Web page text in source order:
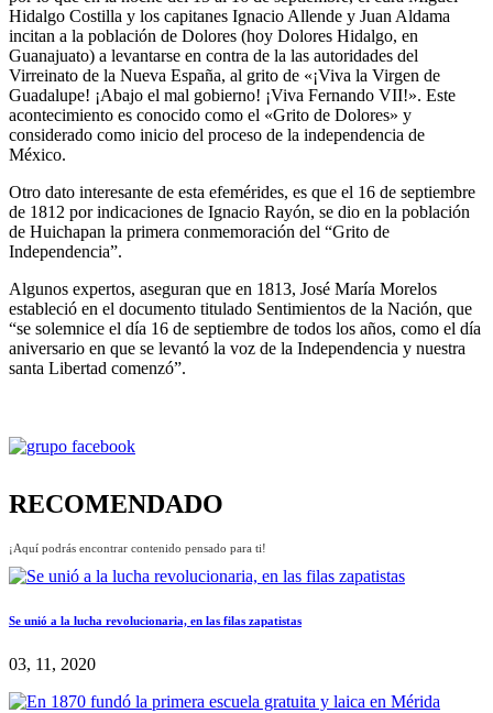
Hidalgo Costilla y los capitanes Ignacio Allende y Juan Aldama
incitan a la población de Dolores (hoy Dolores Hidalgo, en
Guanajuato) a levantarse en contra de la las autoridades del
Virreinato de la Nueva España, al grito de «¡Viva la Virgen de
Guadalupe! ¡Abajo el mal gobierno! ¡Viva Fernando VII!». Este
acontecimiento es conocido como el «Grito de Dolores» y
considerado como inicio del proceso de la independencia de
México.
Otro dato interesante de esta efemérides, es que el 16 de septiembre
de 1812 por indicaciones de Ignacio Rayón, se dio en la población
de Huichapan la primera conmemoración del “Grito de
Independencia”.
Algunos expertos, aseguran que en 1813, José María Morelos
estableció en el documento titulado Sentimientos de la Nación, que
“se solemnice el día 16 de septiembre de todos los años, como el día
aniversario en que se levantó la voz de la Independencia y nuestra
santa Libertad comenzó”.
RECOMENDADO
¡Aquí podrás encontrar contenido pensado para ti!
Se unió a la lucha revolucionaria, en las filas zapatistas
03, 11, 2020